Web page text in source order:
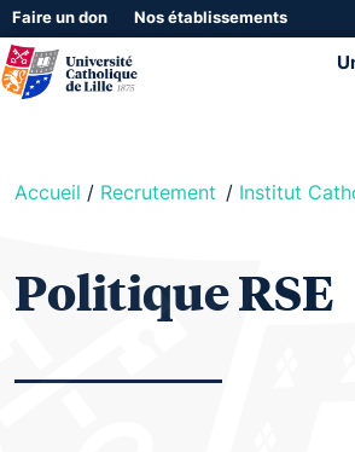
Faire un don Nos établissements
Accueil / Recrutement / Institut
Politique RSE